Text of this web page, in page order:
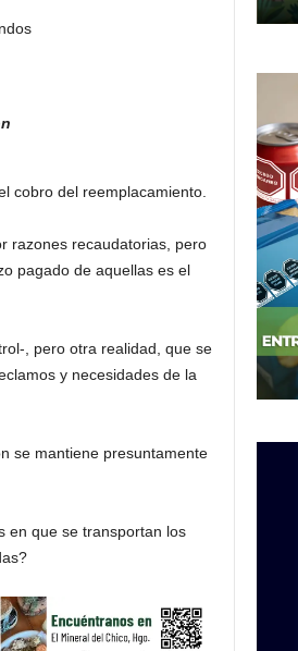
cobro del reemplacamiento.
razones recaudatorias, pero
pagado de aquellas es el
, pero otra realidad, que se
y necesidades de la
se mantiene presuntamente
en que se transportan los